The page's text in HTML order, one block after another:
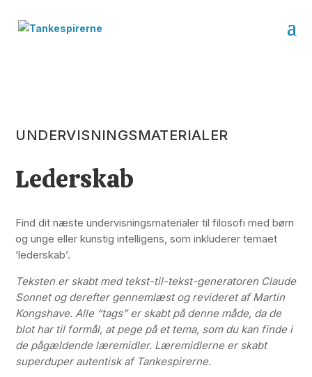
UNDERVISNINGSMATERIALER
Lederskab
Find dit næste undervisningsmaterialer til filosofi med børn
og unge eller kunstig intelligens, som inkluderer temaet
‘lederskab’.
Teksten er skabt med tekst-til-tekst-generatoren Claude
Sonnet og derefter gennemlæst og revideret af Martin
Kongshave. Alle “tags” er skabt på denne måde, da de
blot har til formål, at pege på et tema, som du kan finde i
de pågældende læremidler. Læremidlerne er skabt
superduper autentisk af Tankespirerne.